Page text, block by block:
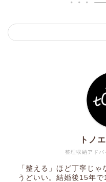
整理収納アド
トノ
「整える」ほど丁寧じ
うどいい。結婚後15年